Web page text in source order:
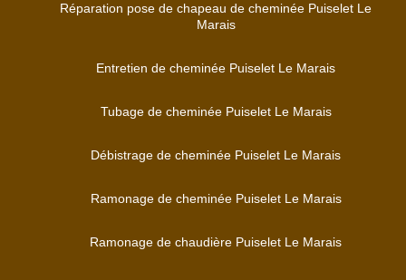
Réparation pose de chapeau de cheminée Puiselet Le
Marais
Entretien de cheminée Puiselet Le Marais
Tubage de cheminée Puiselet Le Marais
Débistrage de cheminée Puiselet Le Marais
Ramonage de cheminée Puiselet Le Marais
Ramonage de chaudière Puiselet Le Marais